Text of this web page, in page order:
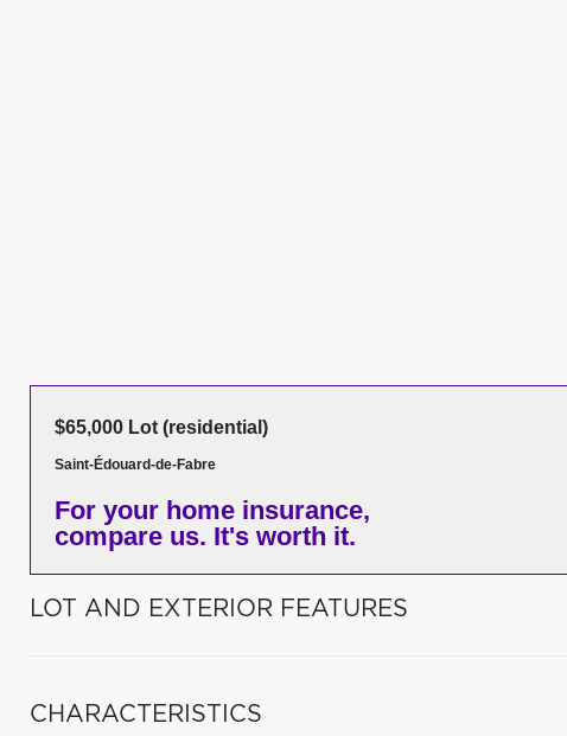
$65,000 Lot (residential)
Saint-Édouard-de-Fabre
For your home insurance,
compare us. It's worth it.
LOT AND EXTERIOR FEATURES
CHARACTERISTICS